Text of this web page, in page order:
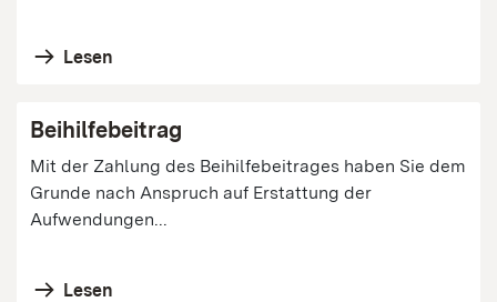
Lesen
Beihilfebeitrag
Mit der Zahlung des Beihilfebeitrages haben Sie dem
Grunde nach Anspruch auf Erstattung der
Aufwendungen...
Lesen